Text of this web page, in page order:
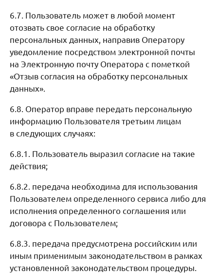
6.7. Пользователь может в любой момент
отозвать свое согласие на обработку
персональных данных, направив Оператору
уведомление посредством электронной почты
на Электронную почту Оператора с пометкой
«Отзыв согласия на обработку персональных
данных».
6.8. Оператор вправе передать персональную
информацию Пользователя третьим лицам
в следующих случаях:
6.8.1. Пользователь выразил согласие на такие
действия;
6.8.2. передача необходима для использования
Пользователем определенного сервиса либо для
исполнения определенного соглашения или
договора с Пользователем;
6.8.3. передача предусмотрена российским или
иным применимым законодательством в рамках
установленной законодательством процедуры.